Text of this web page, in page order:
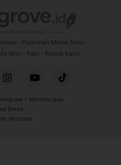
Pedoman Media Siber
Iklan Karir Kontak Kami
– Membangun
Berita
Reserved